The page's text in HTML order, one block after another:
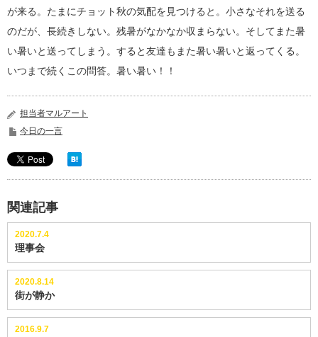
が来る。たまにチョット秋の気配を見つけると。小さなそれを送る
のだが、長続きしない。残暑がなかなか収まらない。そしてまた暑
い暑いと送ってしまう。すると友達もまた暑い暑いと返ってくる。
いつまで続くこの問答。暑い暑い！！
担当者マルアート
今日の一言
関連記事
2020.7.4
理事会
2020.8.14
街が静か
2016.9.7